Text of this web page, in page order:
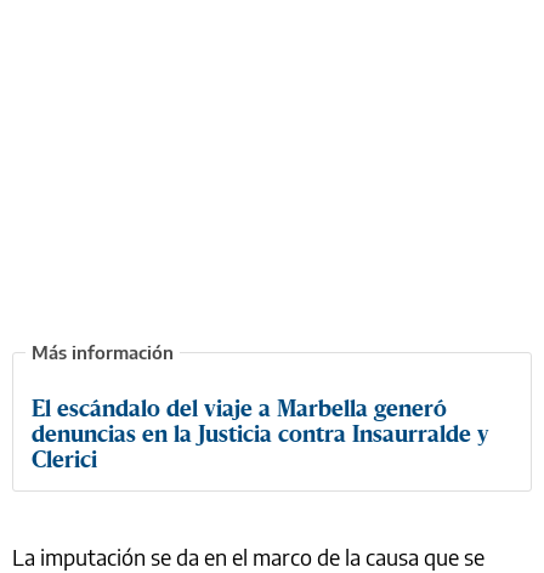
El escándalo del viaje a Marbella generó
denuncias en la Justicia contra Insaurralde y
Clerici
La imputación se da en el marco de la causa que se